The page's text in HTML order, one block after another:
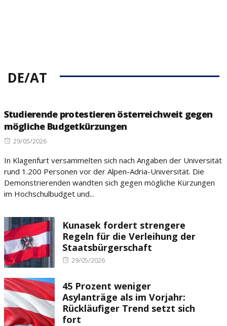
DE/AT
Studierende protestieren österreichweit gegen
mögliche Budgetkürzungen
Posted
29/05/2026
In Klagenfurt versammelten sich nach Angaben der Universität
rund 1.200 Personen vor der Alpen-Adria-Universität. Die
Demonstrierenden wandten sich gegen mögliche Kürzungen
im Hochschulbudget und...
Kunasek fordert strengere
Regeln für die Verleihung der
Staatsbürgerschaft
Posted
29/05/2026
45 Prozent weniger
Asylanträge als im Vorjahr:
Rückläufiger Trend setzt sich
fort